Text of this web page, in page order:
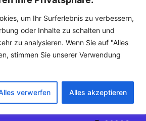
um Ihr Surferlebnis zu verbessern,
oder Inhalte zu schalten und
zu analysieren. Wenn Sie auf "Alles
stimmen Sie unserer Verwendung
verwerfen Alles akzeptieren
Projekts.
Rechtliche Hinweise